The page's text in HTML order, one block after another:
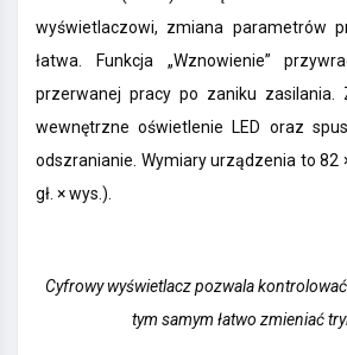
wyświetlaczowi, zmiana parametrów
łatwa. Funkcja „Wznowienie”
przerwanej pracy po zaniku zasilania.
wewnętrzne oświetlenie LED oraz
odszranianie. Wymiary urządzenia to 82
gł. × wys.).
Cyfrowy wyświetlacz pozwala
tym samym łatwo zmieniać